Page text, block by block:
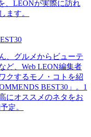
、LEONが実際に訪れ
ます。
、グルメからビューテ
ど、Web LEON編集者
クするモノ・コトを紹
BEST30」。1
にオススメのネタをお
定。